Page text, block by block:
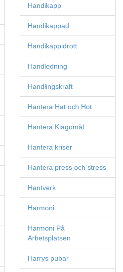
Handikapp
Handikappad
Handikappidrott
Handledning
Handlingskraft
Hantera Hat och Hot
Hantera Klagomål
Hantera kriser
Hantera press och stress
Hantverk
Harmoni
Harmoni På
Arbetsplatsen
Harrys pubar